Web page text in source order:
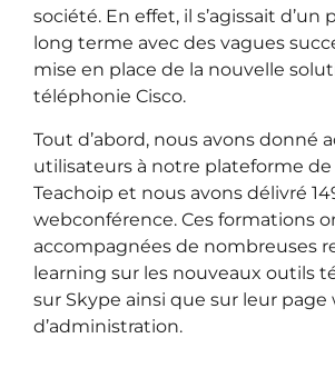
société. En effet, il s’agissait d’un
long terme avec des vagues
mise en place de la nouvelle
téléphonie Cisco.
Tout d’abord, nous avons donné
utilisateurs à notre plateforme
Teachoip et nous avons délivré
webconférence. Ces formations
accompagnées de nombreuses
learning sur les nouveaux outils
sur Skype ainsi que sur leur page
d’administration.